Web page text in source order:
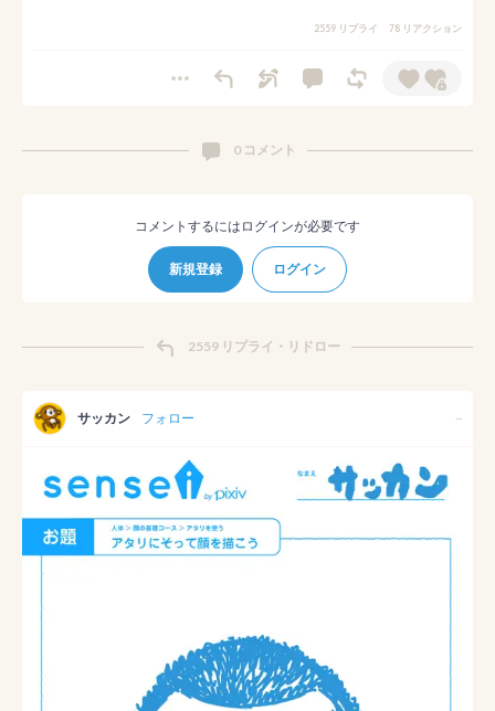
2559 リプライ 78 リアクション
0 コメント
コメントするにはログインが必要です
新規登録 ログイン
2559 リプライ・リドロー
サッカン フォロー --